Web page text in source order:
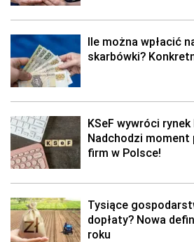
Ile można wpłacić
skarbówki?
KSeF wywróci
Nadchodzi moment
firm w Polsce!
Tysiące
dopłaty? Nowa
roku